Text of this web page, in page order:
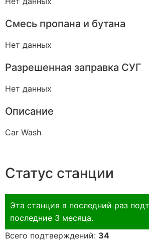
Смесь пропана и бутана
Нет данных
Разрешенная заправка СУГ
Нет данных
Описание
Car Wash
Статус станции
Эта станция в последний раз
последние 3 месяца.
Всего подтверждений: 34